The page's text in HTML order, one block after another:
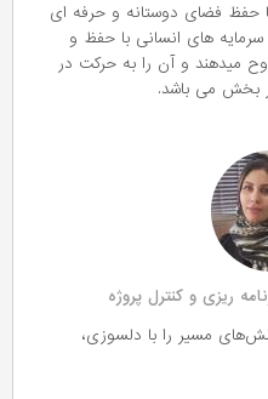
حفظ فضای دوستانه و حرفه ای
سرمایه های انسانی با حفظ و
روح میدهند و آن را به حرکت در
بخش می باشد.
ریزی و کنترل پروژه
مسیر را با دلسوزی،